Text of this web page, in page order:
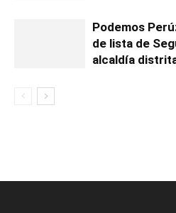
Podemos
de lista de
alcaldía